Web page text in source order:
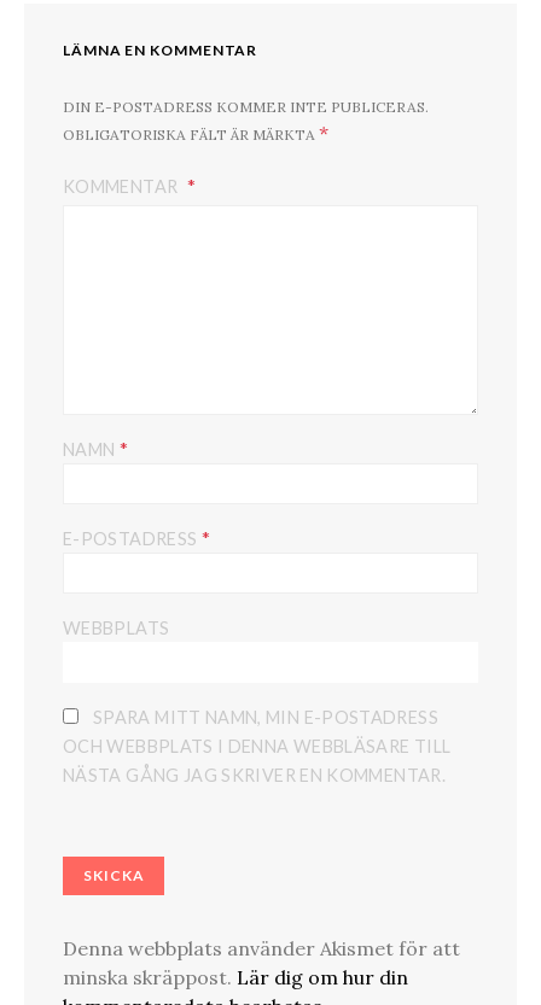
LÄMNA EN KOMMENTAR
DIN E-POSTADRESS KOMMER INTE PUBLICERAS.
OBLIGATORISKA FÄLT ÄR MÄRKTA *
KOMMENTAR
NAMN *
E-POSTADRESS *
WEBBPLATS
SPARA MITT NAMN, MIN E-POSTADRESS
OCH WEBBPLATS I DENNA WEBBLÄSARE TILL
NÄSTA GÅNG JAG SKRIVER EN KOMMENTAR.
Denna webbplats använder Akismet för att
minska skräppost. Lär dig om hur din